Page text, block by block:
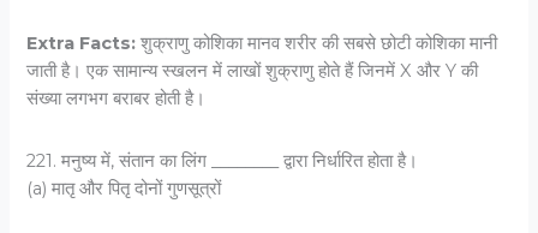
Extra Facts: शुक्राणु कोशिका मानव शरीर की सबसे छोटी कोशिका मानी
जाती है। एक सामान्य स्खलन में लाखों शुक्राणु होते हैं जिनमें X और Y की
संख्या लगभग बराबर होती है।
221. मनुष्य में, संतान का लिंग ________ द्वारा निर्धारित होता है।
(a) मातृ और पितृ दोनों गुणसूत्रों